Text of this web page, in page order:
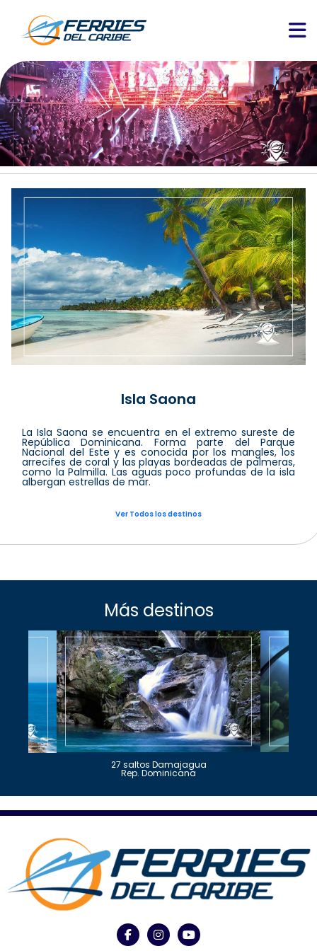
Isla Saona
La Isla Saona se encuentra en el extremo sureste de
República Dominicana. Forma parte del Parque
Nacional del Este y es conocida por los mangles, los
arrecifes de coral y las playas bordeadas de palmeras,
como la Palmilla. Las aguas poco profundas de la isla
albergan estrellas de mar.
Ver Todos los destinos
Más destinos
27 saltos Damajagua
Rep. Dominicana